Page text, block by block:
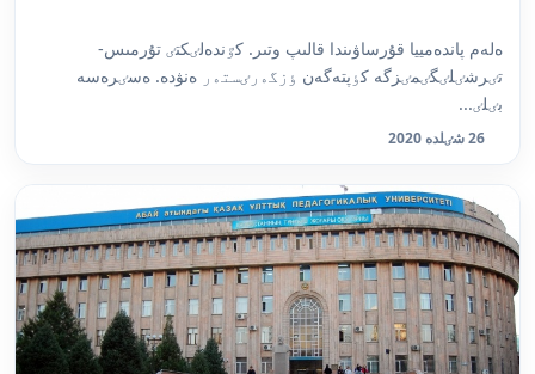
ەلەم پاندەمييا قۇرساۋىندا قالىپ وتىر. كٷندەلٸكتٸ تۇرمىس-
تٸرشٸلٸگٸمٸزگە كٶپتەگەن ٶزگەرٸستەر ەنۋدە. ەسٸرەسە
بٸلٸ...
26 شٸلدە 2020